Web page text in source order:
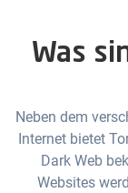
Was
Neben dem
Internet bietet
Dark Web
Websites